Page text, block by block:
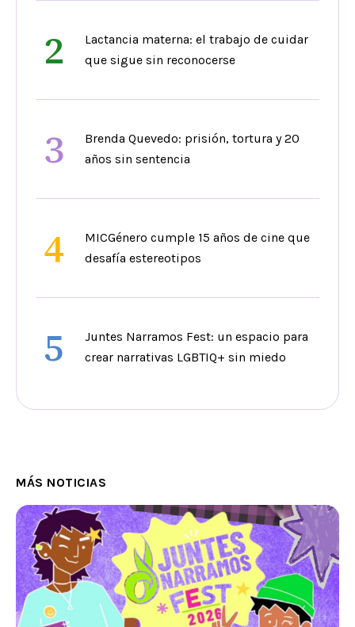
2
Lactancia materna: el trabajo de cuidar
que sigue sin reconocerse
3
Brenda Quevedo: prisión, tortura y 20
años sin sentencia
4
MICGénero cumple 15 años de cine que
desafía estereotipos
5
Juntes Narramos Fest: un espacio para
crear narrativas LGBTIQ+ sin miedo
MÁS NOTICIAS